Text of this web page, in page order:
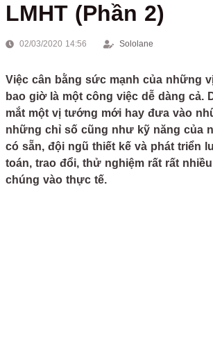
LMHT (Phần 2)
02/03/2020 14:56 Sololane
Việc cân bằng sức mạnh của những
bao giờ là một công việc dễ dàng cả.
mắt một vị tướng mới hay đưa vào
những chỉ số cũng như kỹ năng của
có sẵn, đội ngũ thiết kế và phát triển
toán, trao đổi, thử nghiệm rất rất
chúng vào thực tế.